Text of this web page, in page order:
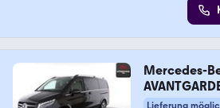
Mercedes-
Lieferung